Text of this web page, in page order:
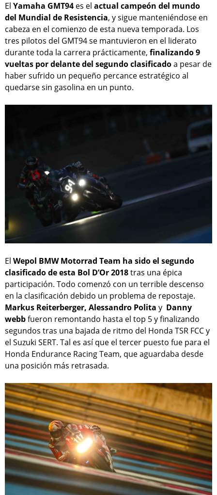
El Yamaha GMT94 es el actual campeón del mundo
del Mundial de Resistencia, y sigue manteniéndose en
cabeza en el comienzo de esta nueva temporada. Los
tres pilotos del GMT94 se mantuvieron en el liderato
durante toda la carrera prácticamente, finalizando 9
vueltas por delante del segundo clasificadoa pesar de
haber sufrido un pequeño percance estratégico al
quedarse sin gasolina en un punto.
El Wepol BMW Motorrad Team ha sido el segundo
clasificado de esta Bol D’Or 2018tras una épica
participación. Todo comenzó con un terrible descenso
en la clasificación debido un problema de repostaje.
Markus Reiterberger, Alessandro Polita y Danny
webbfueron remontando hasta el top 5 y finalizando
segundos tras una bajada de ritmo del Honda TSR FCC y
el Suzuki SERT. Tal es así que el tercer puesto fue para el
Honda Endurance Racing Team, que aguardaba desde
una posición más retrasada.